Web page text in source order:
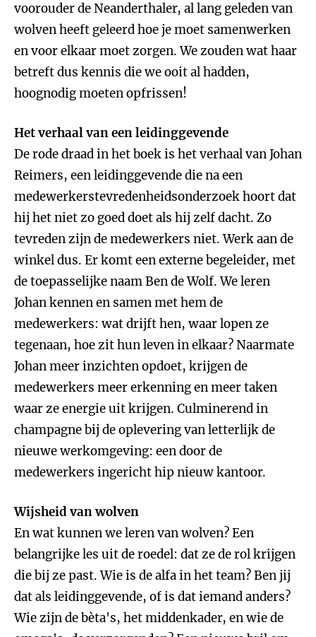
voorouder de Neanderthaler, al lang geleden van
wolven heeft geleerd hoe je moet samenwerken
en voor elkaar moet zorgen. We zouden wat haar
betreft dus kennis die we ooit al hadden,
hoognodig moeten opfrissen!
Het verhaal van een leidinggevende
De rode draad in het boek is het verhaal van Johan
Reimers, een leidinggevende die na een
medewerkerstevredenheidsonderzoek hoort dat
hij het niet zo goed doet als hij zelf dacht. Zo
tevreden zijn de medewerkers niet. Werk aan de
winkel dus. Er komt een externe begeleider, met
de toepasselijke naam Ben de Wolf. We leren
Johan kennen en samen met hem de
medewerkers: wat drijft hen, waar lopen ze
tegenaan, hoe zit hun leven in elkaar? Naarmate
Johan meer inzichten opdoet, krijgen de
medewerkers meer erkenning en meer taken
waar ze energie uit krijgen. Culminerend in
champagne bij de oplevering van letterlijk de
nieuwe werkomgeving: een door de
medewerkers ingericht hip nieuw kantoor.
Wijsheid van wolven
En wat kunnen we leren van wolven? Een
belangrijke les uit de roedel: dat ze de rol krijgen
die bij ze past. Wie is de alfa in het team? Ben jij
dat als leidinggevende, of is dat iemand anders?
Wie zijn de bèta's, het middenkader, en wie de